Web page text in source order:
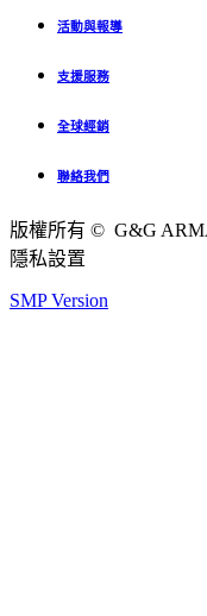
活動與報導
支援服務
全球經銷
聯絡我們
版權所有 © G&G
隱私設置
SMP Version